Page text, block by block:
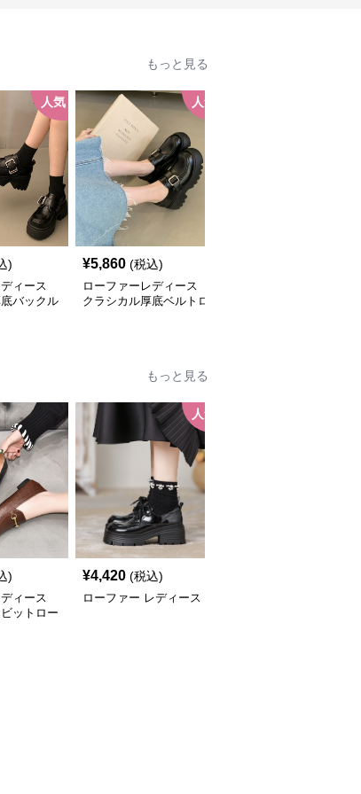
もっと見る
人気
)
ィース
バックル
人気
¥5,860 (税込)
ローファーレディース
クラシカル厚底ベルトロ
もっと見る
)
ィース
ットロー
人気
¥4,420 (税込)
ローファー レディース